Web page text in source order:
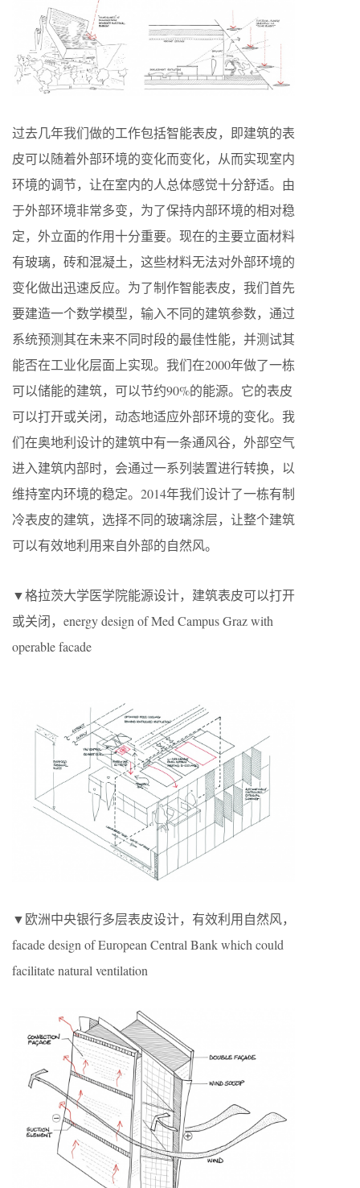
过去几年我们做的工作包括智能表皮，即建筑的表
皮可以随着外部环境的变化而变化，从而实现室内
环境的调节，让在室内的人总体感觉十分舒适。由
于外部环境非常多变，为了保持内部环境的相对稳
定，外立面的作用十分重要。现在的主要立面材料
有玻璃，砖和混凝土，这些材料无法对外部环境的
变化做出迅速反应。为了制作智能表皮，我们首先
要建造一个数学模型，输入不同的建筑参数，通过
系统预测其在未来不同时段的最佳性能，并测试其
能否在工业化层面上实现。我们在2000年做了一栋
可以储能的建筑，可以节约90%的能源。它的表皮
可以打开或关闭，动态地适应外部环境的变化。我
们在奥地利设计的建筑中有一条通风谷，外部空气
进入建筑内部时，会通过一系列装置进行转换，以
维持室内环境的稳定。2014年我们设计了一栋有制
冷表皮的建筑，选择不同的玻璃涂层，让整个建筑
可以有效地利用来自外部的自然风。
▼格拉茨大学医学院能源设计，建筑表皮可以打开
或关闭，energy design of Med Campus Graz with
operable facade
▼欧洲中央银行多层表皮设计，有效利用自然风，
facade design of European Central Bank which could
facilitate natural ventilation